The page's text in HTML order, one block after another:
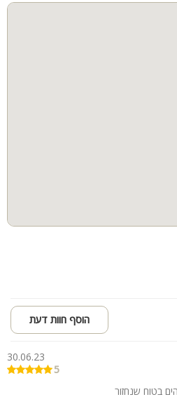
בהתאם למידת הצורך
הוסף חוות דעת
30.06.23
5
בטוח שנחזור